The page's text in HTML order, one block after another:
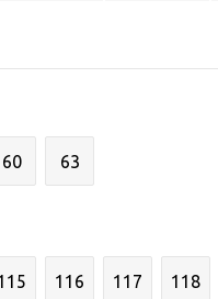
60 63
116 117 118